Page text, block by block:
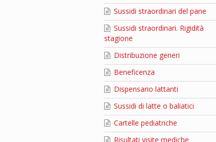
Sussidi straordinari del pane
Sussidi straordinari. Rigidità
stagione
Distribuzione generi
Beneficenza
Dispensario lattanti
Sussidi di latte o baliatici
Cartelle pediatriche
Risultati visite mediche